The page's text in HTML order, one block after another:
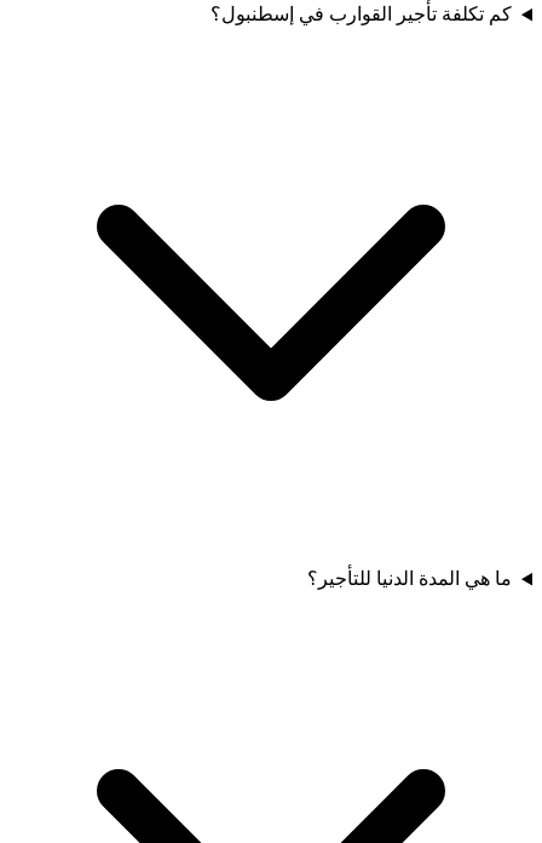
كم تكلفة تأجير القوارب في إسطنبول؟
ما هي المدة الدنيا للتأجير؟